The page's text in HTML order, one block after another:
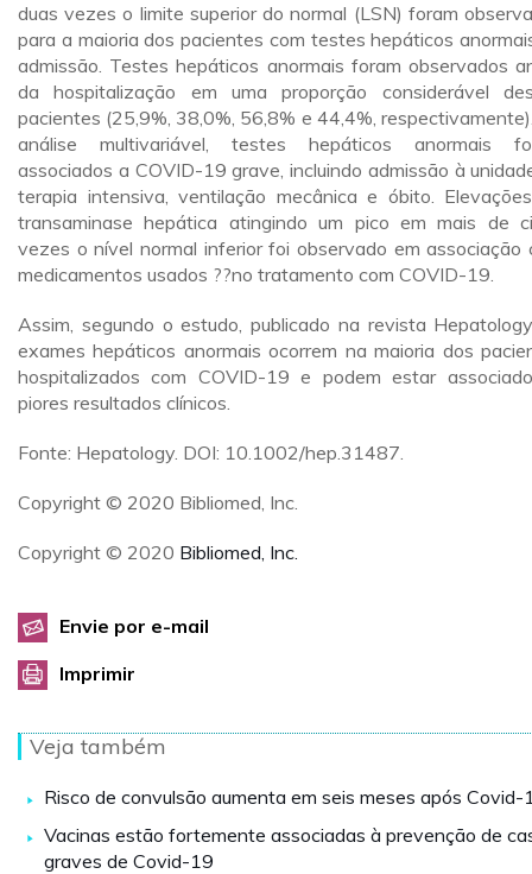
duas vezes o limite superior do normal (LSN) foram
para a maioria dos pacientes com testes hepáticos
admissão. Testes hepáticos anormais foram observados
da hospitalização em uma proporção considerável
pacientes (25,9%, 38,0%, 56,8% e 44,4%,
análise multivariável, testes hepáticos anormais
associados a COVID-19 grave, incluindo admissão à
terapia intensiva, ventilação mecânica e óbito.
transaminase hepática atingindo um pico em mais de
vezes o nível normal inferior foi observado em associação
medicamentos usados ??no tratamento com COVID-19.
Assim, segundo o estudo, publicado na revista
exames hepáticos anormais ocorrem na maioria dos
hospitalizados com COVID-19 e podem estar
piores resultados clínicos.
Fonte: Hepatology. DOI: 10.1002/hep.31487.
Copyright © 2020 Bibliomed, Inc.
Copyright © 2020 Bibliomed, Inc.
Envie por e-mail
Imprimir
Veja também
Risco de convulsão aumenta em seis meses após Covid-
Vacinas estão fortemente associadas à prevenção de
graves de Covid-19